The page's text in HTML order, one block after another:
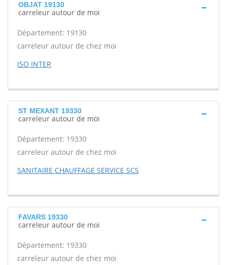
OBJAT 19130
carreleur autour de moi
Département: 19130
carreleur autour de chez moi
ISO INTER
ST MEXANT 19330
carreleur autour de moi
Département: 19330
carreleur autour de chez moi
SANITAIRE CHAUFFAGE SERVICE SCS
FAVARS 19330
carreleur autour de moi
Département: 19330
carreleur autour de chez moi